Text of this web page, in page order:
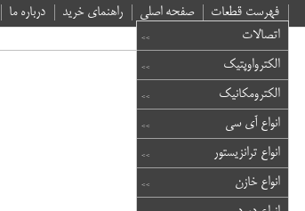
فهرست قطعات
اتصالات
الکترواوپتیک
الکترومکانیک
انواع آی سی
انواع ترانزیستور
انواع خازن
صفحه اصلی راهنمای خرید درباره ما